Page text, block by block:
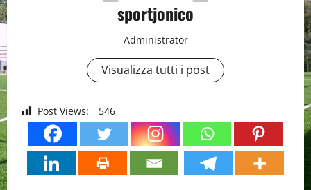
sportjonico
Administrator
Visualizza tutti i post
Post Views: 546